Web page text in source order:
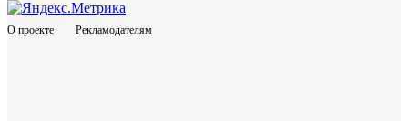
О проекте Рекламодателям